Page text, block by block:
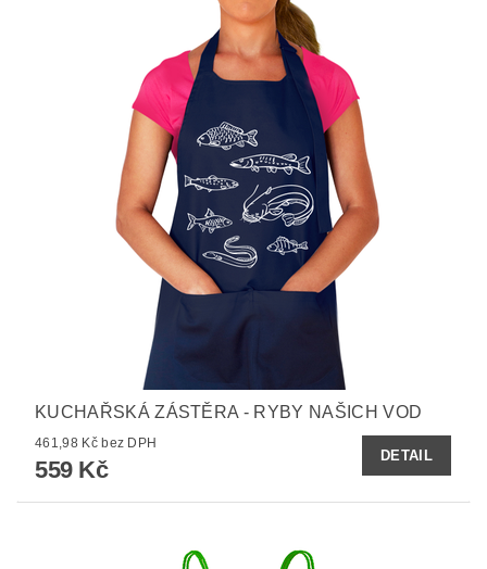
KUCHAŘSKÁ ZÁSTĚRA - RYBY NAŠICH VOD
461,98 Kč bez DPH
559 Kč
DETAIL